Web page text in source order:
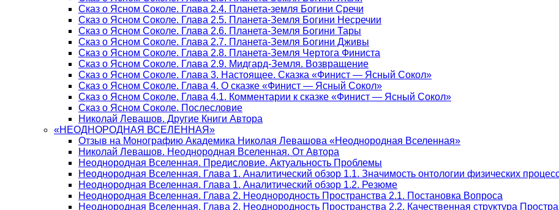
Сказ о Ясном Соколе. Глава 2.4. Планета-земля Богини Сречи
Сказ о Ясном Соколе. Глава 2.5. Планета-Земля Богини Несречии
Сказ о Ясном Соколе. Глава 2.6. Планета-Земля Богини Тары
Сказ о Ясном Соколе. Глава 2.7. Планета-Земля Богини Дживы
Сказ о Ясном Соколе. Глава 2.8. Планета-Земля Чертога Финиста
Сказ о Ясном Соколе. Глава 2.9. Мидгард-Земля. Возвращение
Сказ о Ясном Соколе. Глава 3. Настоящее. Сказка «Финист — Ясный Сокол»
Сказ о Ясном Соколе. Глава 4. О сказке «Финист — Ясный Сокол»
Сказ о Ясном Соколе. Глава 4.1. Комментарии к сказке «Финист — Ясный Сокол»
Сказ о Ясном Соколе. Послесловие
Николай Левашов. Другие Книги Автора
«НЕОДНОРОДНАЯ ВСЕЛЕННАЯ»
Отзыв на Монографию Академика Николая Левашова «Неоднородная Вселенная»
Николай Левашов. Неоднородная Вселенная. От Автора
Неоднородная Вселенная. Предисловие. Актуальность Проблемы
Неоднородная Вселенная. Глава 1. Аналитический обзор 1.1. Значимость онтологии физических
Неоднородная Вселенная. Глава 1. Аналитический обзор 1.2. Резюме
Неоднородная Вселенная. Глава 2. Неоднородность Пространства 2.1. Постановка Вопроса
Неоднородная Вселенная. Глава 2. Неоднородность Пространства 2.2. Качественная структура